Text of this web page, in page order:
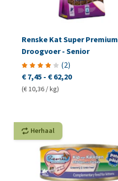
Renske Kat Super Premium
Droogvoer - Senior
(2)
€ 7,45 - € 62,20
(€ 10,36 / kg)
Herhaal